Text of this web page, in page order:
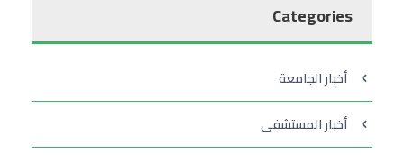
Categories
أخبار الجامعة
أخبار المستشفى